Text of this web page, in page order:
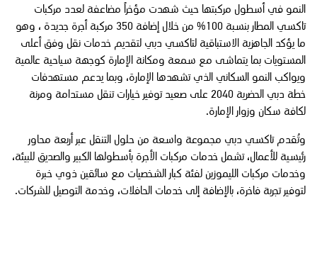
النمو في أسطول مركبتها حيث شهدت مؤخراً مضاعفة لعدد مركبات
تاكسي المطار بنسبة 100% من خلال إضافة 350 مركبة أجرة جديدة ، وهو
ما يؤكد الجاهزية الاستباقية لتاكسي دبي لتقديم خدمات نقل وفق أعلى
المستويات بما يتماشى مع سمعة ومكانة الإمارة كوجهة سياحية عالمية
ويواكب النمو السكاني الذي تشهدها الإمارة، وبما يدعم مستهدفات
خطة دبي الحضرية 2040 على صعيد توفير خيارات تنقل مستدامة ومرنة
لكافة سكان وزوار الإمارة.
وتُقدم تاكسي دبي مجموعة واسعة من حلول التنقل عبر أربعة محاور
رئيسية للأعمال، تشمل خدمات مركبات الأجرة بأسطولها الكبير والصديق للبيئة،
وخدمات مركبات الليموزين لفئة كبار الشخصيات مع سائقين ذوي خبرة
لتوفير تجربة فاخرة، بالإضافة إلى خدمات الحافلات، وخدمة التوصيل للشركات.